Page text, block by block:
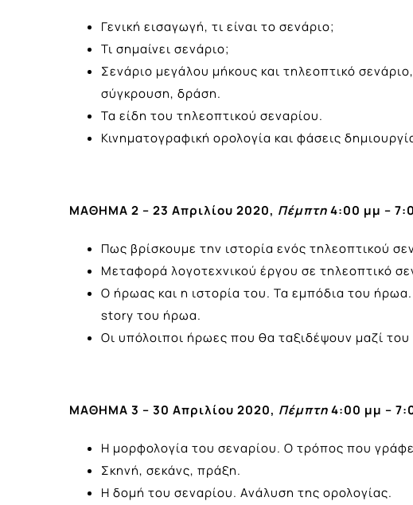
Γενική εισαγωγή, τι είναι το σενάριο;
Τι σημαίνει σενάριο;
Σενάριο μεγάλου μήκους και τηλεοπτικό
σύγκρουση, δράση.
Τα είδη του τηλεοπτικού σεναρίου.
Κινηματογραφική ορολογία και φάσεις
ΜΑΘΗΜΑ 2 – 23 Απριλίου 2020, Πέμπτη4:00 μμ –
Πως βρίσκουμε την ιστορία ενός τηλεοπτικού
Μεταφορά λογοτεχνικού έργου σε τηλεοπτικό
Ο ήρωας και η ιστορία του. Τα εμπόδια του
story του ήρωα.
Οι υπόλοιποι ήρωες που θα ταξιδέψουν μαζί του
ΜΑΘΗΜΑ 3 – 30 Απριλίου 2020, Πέμπτη4:00 μμ –
Η μορφολογία του σεναρίου. Ο τρόπος που
Σκηνή, σεκάνς, πράξη.
Η δομή του σεναρίου. Ανάλυση της ορολογίας.